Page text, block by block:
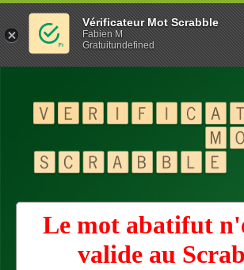
Le mot abatifut
valide au
Vérificateur Mot Scrabble
Fabien M
Gratuitundefined